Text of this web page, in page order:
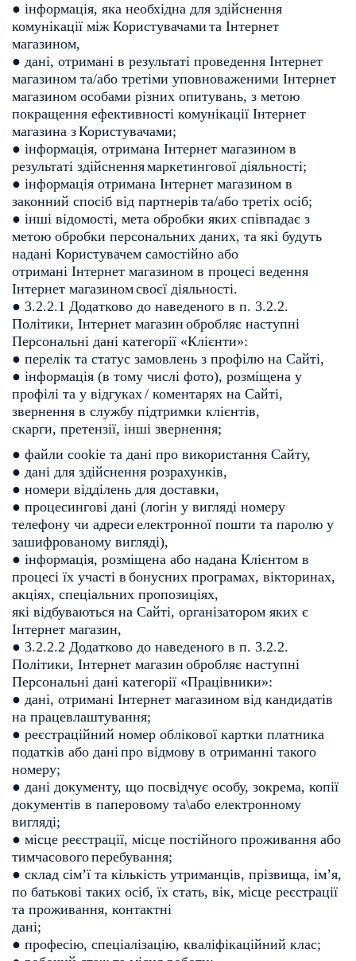
● інформація, яка необхідна для здійснення
комунікації між Користувачами та Інтернет
магазином,
● дані, отримані в результаті проведення Інтернет
магазином та/або третіми уповноваженими Інтернет
магазином особами різних опитувань, з метою
покращення ефективності комунікації Інтернет
магазина зКористувачами;
● інформація, отримана Інтернет магазином в
результаті здійсненнямаркетингової діяльності;
● інформація отримана Інтернет магазином в
законний спосіб від партнерів та/або третіх осіб;
● інші відомості, мета обробки яких співпадає з
метою обробки персональних даних, та які будуть
надані Користувачем самостійно або
отримані Інтернет магазином в процесі ведення
Інтернет магазиномсвоєї діяльності.
● 3.2.2.1 Додатково до наведеного в п. 3.2.2.
Політики, Інтернет магазин обробляє наступні
Персональні дані категорії «Клієнти»:
● перелік та статус замовлень з профілю на Сайті,
● інформація (в тому числі фото), розміщена у
профілі та у відгуках/ коментарях на Сайті,
звернення в службу підтримки клієнтів,
скарги, претензії, інші звернення;
● файли cookie та дані про використання Сайту,
● дані для здійснення розрахунків,
● номери відділень для доставки,
● процесингові дані (логін у вигляді номеру
телефону чи адреси електронної пошти та паролю у
зашифрованому вигляді),
● інформація, розміщена або надана Клієнтом в
процесі їх участі в бонусних програмах, вікторинах,
акціях, спеціальних пропозиціях,
які відбуваються на Сайті, організатором яких є
Інтернет магазин,
● 3.2.2.2 Додатково до наведеного в п. 3.2.2.
Політики, Інтернет магазин обробляє наступні
Персональні дані категорії «Працівники»:
● дані, отримані Інтернет магазином від кандидатів
на працевлаштування;
● реєстраційний номер облікової картки платника
податків або даніпро відмову в отриманні такого
номеру;
● дані документу, що посвідчує особу, зокрема, копії
документів в паперовому та\або електронному
вигляді;
● місце реєстрації, місце постійного проживання або
тимчасовогоперебування;
● склад сім’ї та кількість утриманців, прізвища, ім’я,
по батькові таких осіб, їх стать, вік, місце реєстрації
та проживання, контактні
дані;
● професію, спеціалізацію, кваліфікаційний клас;